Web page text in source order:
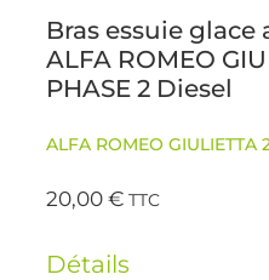
Bras essuie glace
ALFA ROMEO
PHASE 2 Diesel
ALFA ROMEO GIULIETTA
20,00€ TTC
Détails